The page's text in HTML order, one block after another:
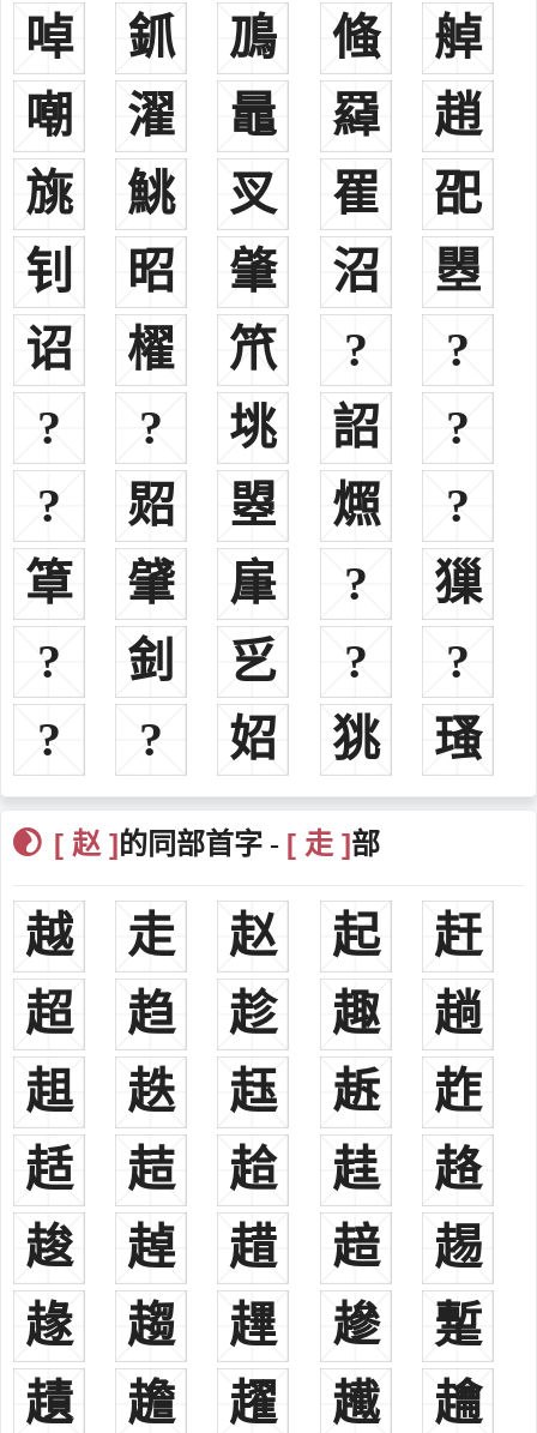
朝第八位皇帝。先后被封为遂宁王、端王。
赵孟頫元朝（1254年—1322年），元代杰出书画家，其笔法圆转
遒丽，人称“赵体”。
赵南星明朝（1550年—1627年），明政治家、散曲作家。字梦
书。为东林党首领之一，与邹元标、顾宪成号称海内三君。
赵左明朝（1573年—1644年），明画家。字文度，华亭人。工画
山水。受业于宋旭，宗董源、倪瓒、黄公望、与董其昌友善，曾为其
代笔，善用干笔焦墨，长于烘染。画云山出己意，烟云生动。首创“松
江派”。
平原君战国（？—公元前251年），即赵胜，战国四大公子之
赵学敏清朝（约1719年—1805年），清药学家。字依吉，号恕
轩，浙江钱塘（浙江杭州）人。通医术，尤精药学，著成《本草纲目
拾遗》，载药物七百十六种。
赵姓近代名人
赵之琛清朝（1781年—1860年），清篆刻家。浙江钱塘人，字次
闲，号献父，别号宝月山人。篆刻早年师法陈鸿寿，后从陈豫钟，取
各家之长，以工整挺拔出之，尤以单刀著名。为“西泠八家”之一。
赵之谦清末（1829年－1884年），清末三大画家之一。
赵厚麟江苏高邮人，现任国际电信联盟秘书长。
郡望
天水市及陇西以东地区，治所在平襄（今甘肃省通渭县西北）。
西汉颖川太守赵广汉之后裔。
南阳郡：战国时秦国置郡。此支赵氏为天水赵氏分支，其开基始
祖为东汉太傅赵嘉。
颖川郡：秦时置郡。此支赵氏，其开基始祖为赵王迁后裔西汉京
兆君尹赵广汉。
下邳郡：秦朝时期在今江苏睢宁西北一带设下邳县，南北朝宋国
时期改为下邳郡，治所在下邳（今江苏睢宁）。明朝时期废黜。
平原郡：始建于西汉高祖时期的西汉初年（公元前206年），治
所在今山东省平原县西南。辖境相当于今山东省平原、陵县、禹城、
齐河、临邑、商河、惠民、阳信等地。东汉以后，或为国，或为郡。
北魏时期废黜。
汉阳郡：东汉永平十七年（公元74年）曾改天水郡为汉阳郡，魏
恢复天水原名。北魏时期有两个天水郡，都在今甘肃省甘谷县境内，
到南朝北周时废黜。隋朝时期又曾以成州为汉阳郡。五代时期后周置
汉阳军，即今湖北省武汉市汉阳区。
天水堂：以其地望天水郡而立此堂。
啅
釽 鳭 䖺
䑲
嘲
濯 鼂 羄
趙
旐
鮡 㕚 䍜
巶
钊
昭 肇 沼
瞾
诏
櫂 笊 ?
?
?
? 垗 詔
?
?
㷖 曌 燳
?
䈇
肈 肁 ?
㺐
?
釗 㐍 ?
?
?
? 妱 狣 瑵
[ 赵 ]的同部首字 - [ 走 ]部
越 走 赵 起
赶
超
趋 趁 趣
趟
趄
趃 䞝 䞣
䞢
趏
趌 䞩 䞨
䞦
䞭
趠 趞 䞳
䞶
䞼
趨 䟆 䟃
䟅
䟄
䟋 趯 䟌
䟑